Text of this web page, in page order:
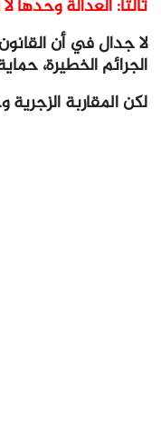
ثالثا: العدالة
لا جدال في أن
الجرائم الخطيرة،
لكن المقاربة